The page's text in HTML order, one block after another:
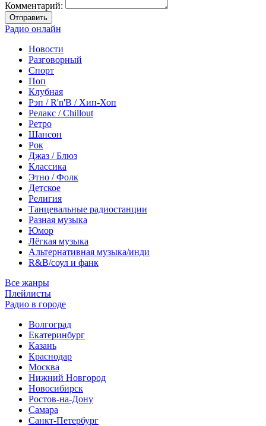
Комментарий:
Отправить
Радио онлайн
Новости
Разговорный
Спорт
Поп
Клубная
Рэп / R'n'B / Хип-Хоп
Релакс / Chillout
Ретро
Шансон
Рок
Джаз / Блюз
Классика
Этно / Фолк
Детское
Религия
Танцевальные радиостанции
Разная музыка
Юмор
Лёгкая музыка
Альтернативная музыка/инди
R&B/cоул и фанк
Все жанры
Плейлисты
Радио в городе
Волгоград
Екатеринбург
Казань
Краснодар
Москва
Нижний Новгород
Новосибирск
Ростов-на-Дону
Самара
Санкт-Петербург